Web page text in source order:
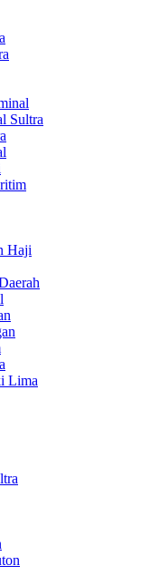
Sultra
Haji
Lima